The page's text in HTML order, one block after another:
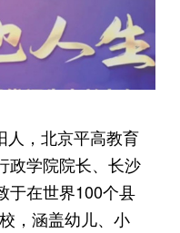
人，北京平高教育
政学院院长、长沙
于在世界100个县
，涵盖幼儿、小